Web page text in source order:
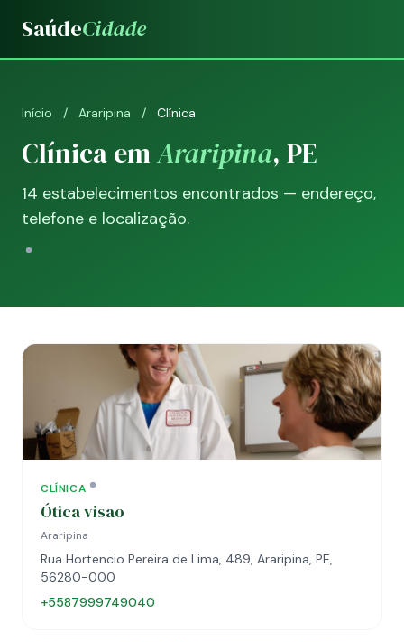
SaúdeCidade
Início / Araripina / Clínica
Clínica emAraripina, PE
14 estabelecimentos encontrados — endereço,
telefone e localização.
CLÍNICA
Ótica visao
Araripina
Rua Hortencio Pereira de Lima, 489, Araripina, PE,
56280-000
+5587999749040